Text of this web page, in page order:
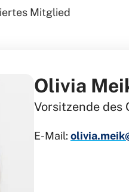
Mitglied
Olivia
Vorsitzende des
E-Mail: